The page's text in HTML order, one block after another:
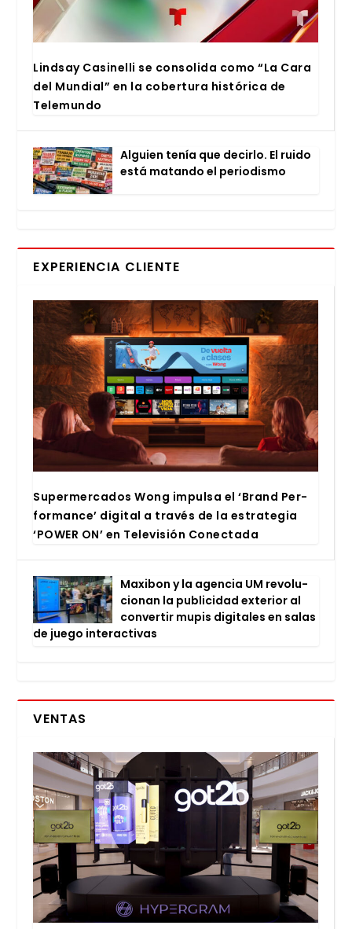
Lind­say Casi­ne­lli se con­so­li­da como “La Cara
del Mun­dial” en la cober­tu­ra his­tó­ri­ca de
Tele­mun­do
Alguien tenía que decir­lo. El rui­do
está matan­do el perio­dis­mo
EXPERIENCIA CLIENTE
Super­mer­ca­dos Wong impul­sa el ‘Brand Per­
for­man­ce’ digi­tal a tra­vés de la estra­te­gia
‘POWER ON’ en Tele­vi­sión Conec­ta­da
Maxi­bon y la agen­cia UM revo­lu­
cio­nan la publi­ci­dad exte­rior al
con­ver­tir mupis digi­ta­les en salas
de jue­go inter­ac­ti­vas
VENTAS